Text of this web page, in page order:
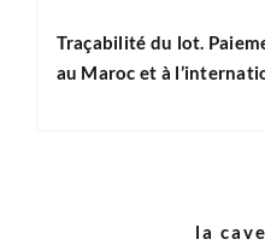
Traçabilité du lot.
au Maroc et à
la